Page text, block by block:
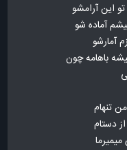
این آرامشو
آماده شو
آمارشو
باهامه چون
تنهام
دستام